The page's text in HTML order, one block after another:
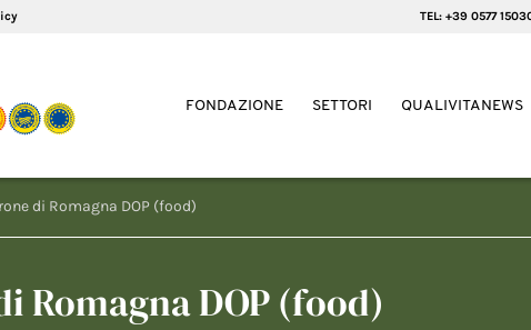
TEL: +39 0577
FONDAZIONE SETTORI QUALIVITANEWS
di Romagna DOP (food)
Romagna DOP (food)